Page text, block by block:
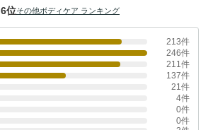
6位その他ボディケア ランキング
213件
246件
211件
137件
21件
4件
0件
0件